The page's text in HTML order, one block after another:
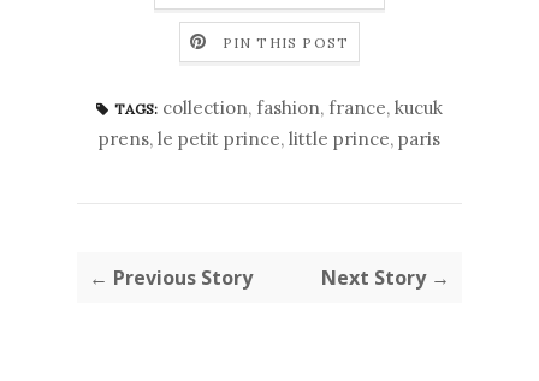
PIN THIS POST
TAGS: collection, fashion, france, kucuk
prens, le petit prince, little prince, paris
← Previous Story Next Story →